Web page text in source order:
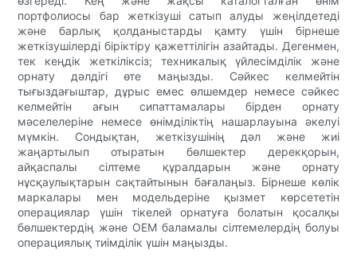
портфолиосы бар жеткізуші сатып алуды жеңілдетеді
және барлық қолданыстарды қамту үшін бірнеше
жеткізушілерді біріктіру қажеттілігін азайтады. Дегенмен,
тек кеңдік жеткіліксіз; техникалық үйлесімділік және
орнату дәлдігі өте маңызды. Сәйкес келмейтін
тығыздағыштар, дұрыс емес өлшемдер немесе сәйкес
келмейтін ағын сипаттамалары бірден орнату
мәселелеріне немесе өнімділіктің нашарлауына әкелуі
мүмкін. Сондықтан, жеткізушінің дәл және жиі
жаңартылып отыратын бөлшектер дерекқорын,
айқаспалы сілтеме құралдарын және орнату
нұсқаулықтарын сақтайтынын бағалаңыз. Бірнеше көлік
маркалары мен модельдеріне қызмет көрсететін
операциялар үшін тікелей орнатуға болатын қосалқы
бөлшектердің және OEM баламалы сілтемелердің болуы
операциялық тиімділік үшін маңызды.